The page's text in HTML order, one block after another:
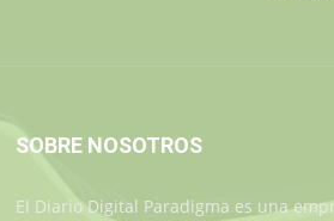
SOBRE NOSOTROS
El Diario Digital Paradigma es una